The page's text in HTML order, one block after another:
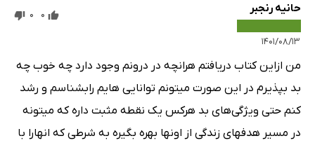
حانیه رنجبر
۱۴۰۱/۰۸/۱۳
0
0
من ازاین کتاب دریافتم هرانچه در درونم وجود دارد چه خوب چه
بد بپذیرم در این صورت میتونم توانایی هایم رابشناسم و رشد
کنم حتی ویژگی‌های بد هرکس یک نقطه مثبت داره که میتونه
در مسیر هدفهای زندگی از اونها بهره بگیره به شرطی که انهارا با